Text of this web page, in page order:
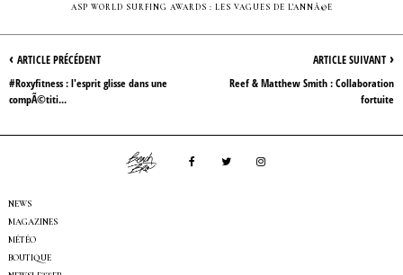
ASP WORLD SURFING AWARDS : LES VAGUES DE L'ANNÃ©E
ARTICLE SUIVANT ›
Reef & Matthew Smith : Collaboration
fortuite
‹ ARTICLE PRÉCÉDENT
#Roxyfitness : l'esprit glisse dans une
compÃ©titi...
NEWS
MAGAZINES
MÉTÉO
BOUTIQUE